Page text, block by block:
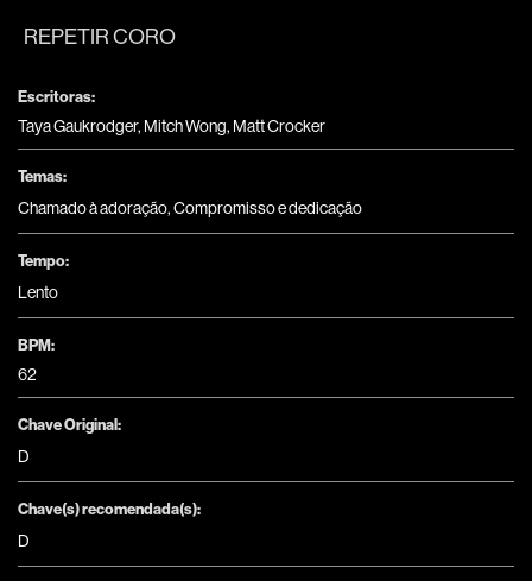
REPETIR CORO
Escritoras:
Taya Gaukrodger, Mitch Wong, Matt Crocker
Temas:
Chamado à adoração,Compromisso e dedicação
Tempo:
Lento
BPM:
62
Chave Original:
D
Chave(s) recomendada(s):
D